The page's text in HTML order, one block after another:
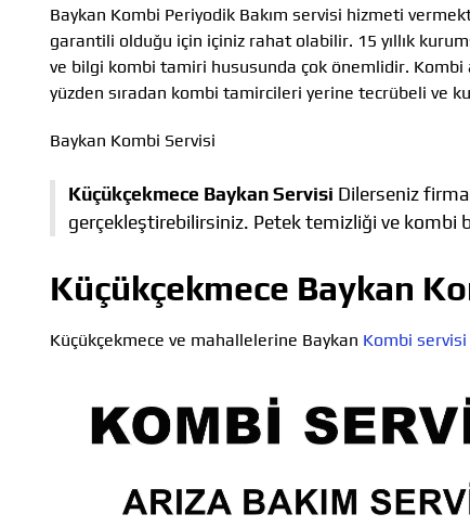
Baykan Kombi Periyodik Bakım servisi hizmeti
garantili olduğu için içiniz rahat olabilir. 15 yıllık
ve bilgi kombi tamiri hususunda çok önemlidir. Kombi
yüzden sıradan kombi tamircileri yerine tecrübeli ve
Baykan Kombi Servisi
Küçükçekmece Baykan Servisi Dilerseniz
gerçekleştirebilirsiniz. Petek temizliği ve kombi
Küçükçekmece Baykan
Küçükçekmece ve mahallelerine Baykan Kombi servisi